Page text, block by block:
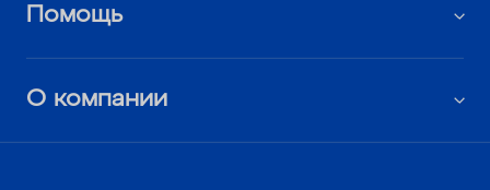
Помощь
О компании